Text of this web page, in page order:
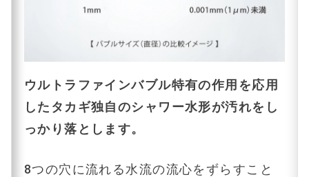
ウルトラファインバブル特有の作用を応用
したタカギ独自のシャワー水形が汚れをし
っかり落とします。
8つの穴に流れる水流の流心をずらすこと